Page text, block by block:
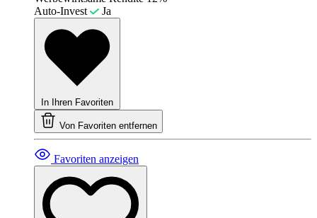
Auto-Invest
Ja
In Ihren Favoriten
Von Favoriten entfernen
Favoriten anzeigen